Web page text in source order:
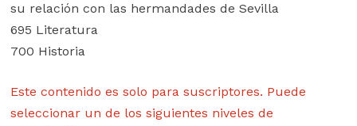
su relación con las hermandades de Sevilla
695 Literatura
700 Historia
Este contenido es solo para suscriptores. Puede
seleccionar un de los siguientes niveles de